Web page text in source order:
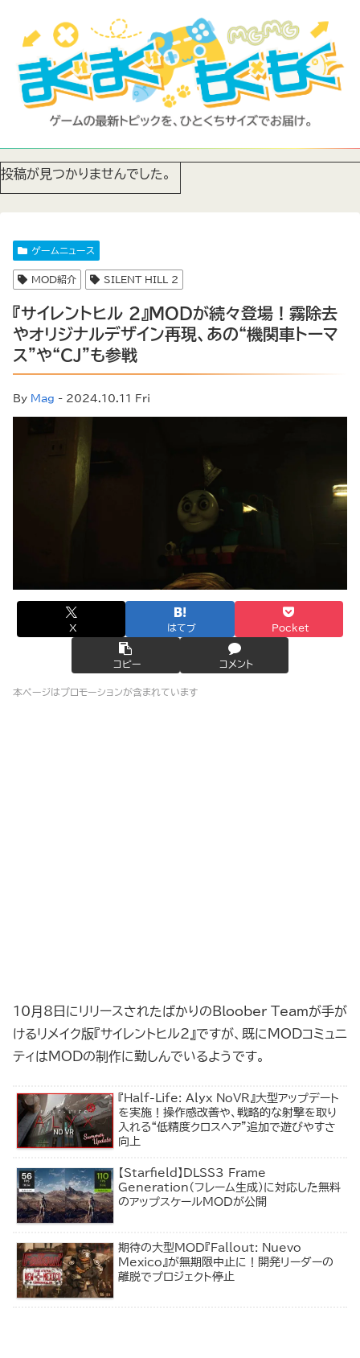
投稿が見つかりませんでした。
ゲームニュース
MOD紹介 SILENT HILL 2
『サイレントヒル 2』MODが続々登場！霧除去
やオリジナルデザイン再現、あの“機関車トーマ
ス”や“CJ”も参戦
By Mag - 2024.10.11 Fri
X はてブ Pocket
コピー コメント
本ページはプロモーションが含まれています
10月8日にリリースされたばかりのBloober Teamが手が
けるリメイク版『サイレントヒル2』ですが、既にMODコミュニ
ティはMODの制作に勤しんでいるようです。
『Half-Life: Alyx NoVR』大型アップデート
を実施！操作感改善や、戦略的な射撃を取り
入れる“低精度クロスヘア”追加で遊びやすさ
向上
【Starfield】DLSS3 Frame
Generation（フレーム生成）に対応した無料
のアップスケールMODが公開
期待の大型MOD『Fallout: Nuevo
Mexico』が無期限中止に！開発リーダーの
離脱でプロジェクト停止